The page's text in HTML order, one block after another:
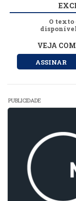
O texto
disponível
VEJA
ASSINAR
PUBLICIDADE